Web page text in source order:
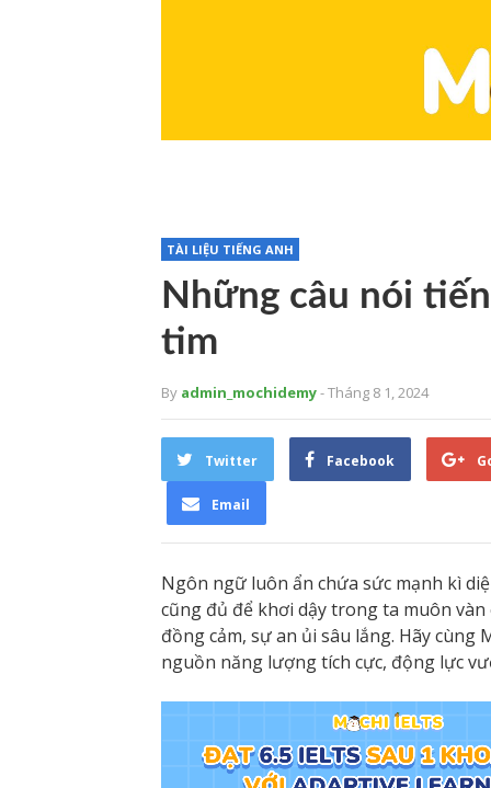
TÀI LIỆU TIẾNG ANH
Những câu nói
tim
By admin_mochidemy- Tháng 8 1, 2024
Twitter Facebook
Email
Ngôn ngữ luôn ẩn chứa sức mạnh kì
cũng đủ để khơi dậy trong ta muôn
đồng cảm, sự an ủi sâu lắng. Hãy
nguồn năng lượng tích cực, động lực